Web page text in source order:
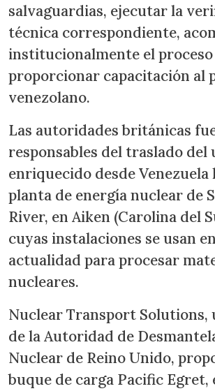
salvaguardias, ejecutar la
técnica correspondiente,
institucionalmente el
proporcionar capacitación al
venezolano.
Las autoridades británicas
responsables del traslado del
enriquecido desde Venezuela
planta de energía nuclear de
River, en Aiken (Carolina del
cuyas instalaciones se usan
actualidad para procesar
nucleares.
Nuclear Transport Solutions,
de la Autoridad de
Nuclear de Reino Unido,
buque de carga Pacific Egret,